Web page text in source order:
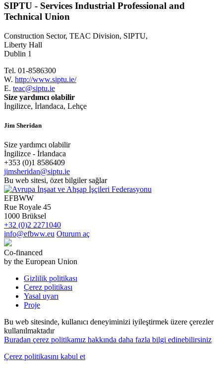
SIPTU - Services Industrial Professional and
Technical Union
Construction Sector, TEAC Division, SIPTU,
Liberty Hall
Dublin 1
Tel. 01-8586300
W. http://www.siptu.ie/
E. teac@siptu.ie
Size yardımcı olabilir
İngilizce, İrlandaca, Lehçe
Jim Sheridan
Size yardımcı olabilir
İngilizce - İrlandaca
+353 (0)1 8586409
jimsheridan@siptu.ie
Bu web sitesi, özet bilgiler sağlar
EFBWW
Rue Royale 45
1000 Brüksel
+32 (0)2 2271040
info@efbww.eu Oturum aç
Co-financed
by the European Union
Gizlilik politikası
Çerez politikası
Yasal uyarı
Proje
Bu web sitesinde, kullanıcı deneyiminizi iyileştirmek üzere çerezler
kullanılmaktadır
Buradan çerez politikamız hakkında daha fazla bilgi edinebilirsiniz
Çerez politikasını kabul et